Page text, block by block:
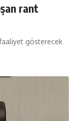
rant
gösterecek